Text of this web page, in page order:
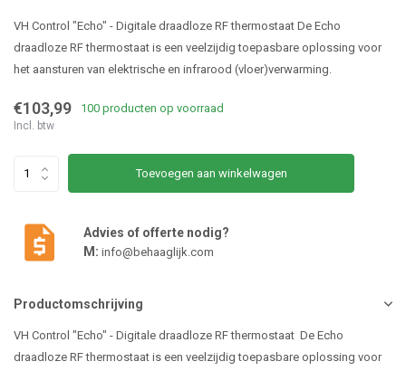
VH Control "Echo" - Digitale draadloze RF thermostaat De Echo
draadloze RF thermostaat is een veelzijdig toepasbare oplossing voor
het aansturen van elektrische en infrarood (vloer)verwarming.
€103,99 100 producten op voorraad
Incl. btw
Toevoegen aan winkelwagen
Advies of offerte nodig?
M: info@behaaglijk.com
Productomschrijving
VH Control "Echo" - Digitale draadloze RF thermostaat De Echo
draadloze RF thermostaat is een veelzijdig toepasbare oplossing voor